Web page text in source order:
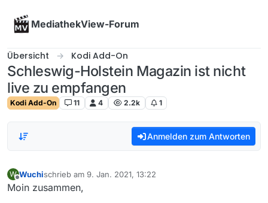
MediathekView-Forum
Übersicht Kodi Add-On
Schleswig-Holstein Magazin ist nicht
live zu empfangen
Kodi Add-On 11 4 2.2k 1
Anmelden zum Antworten
W
Offline
Wuchischrieb am 9. Jan. 2021, 13:22
zuletzt editiert von
Moin zusammen,